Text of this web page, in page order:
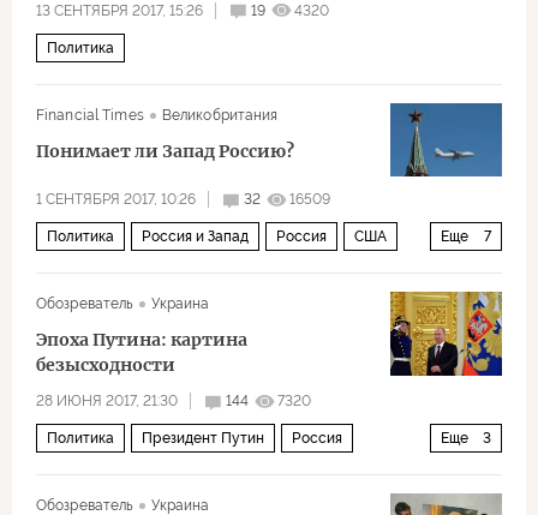
Выборы президента России 2018 года
13 СЕНТЯБРЯ 2017, 15:26 19 4320
Политика
Financial Times Великобритания
Понимает ли Запад Россию?
1 СЕНТЯБРЯ 2017, 10:26 32 16509
Еще 7
Политика Россия и Запад Россия США
Дональд Трамп
Обозреватель Украина
Эпоха Путина: картина
безысходности
28 ИЮНЯ 2017, 21:30 144 7320
Еще 3
Политика Президент Путин Россия
Обозреватель
Украина